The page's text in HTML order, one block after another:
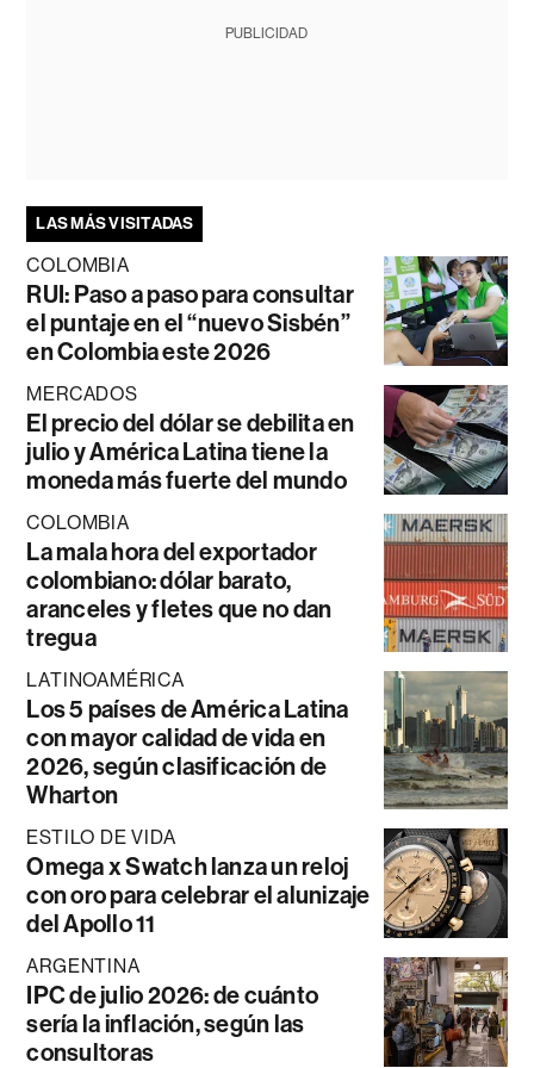
PUBLICIDAD
LAS MÁS VISITADAS
COLOMBIA
RUI: Paso a paso para consultar
el puntaje en el “nuevo Sisbén”
en Colombia este 2026
MERCADOS
El precio del dólar se debilita en
julio y América Latina tiene la
moneda más fuerte del mundo
COLOMBIA
La mala hora del exportador
colombiano: dólar barato,
aranceles y fletes que no dan
tregua
LATINOAMÉRICA
Los 5 países de América Latina
con mayor calidad de vida en
2026, según clasificación de
Wharton
ESTILO DE VIDA
Omega x Swatch lanza un reloj
con oro para celebrar el alunizaje
del Apollo 11
ARGENTINA
IPC de julio 2026: de cuánto
sería la inflación, según las
consultoras